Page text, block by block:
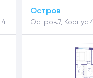
Остров
Остров.7, Корпус